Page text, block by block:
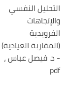
التحليل النفسي
والإتجاهات
الفرويدية
(المقاربة العيادية)
- د. فيصل عباس ،
pdf